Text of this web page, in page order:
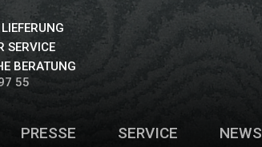
SERVICE
BERATUNG
55
PRESSE SERVICE NEWS